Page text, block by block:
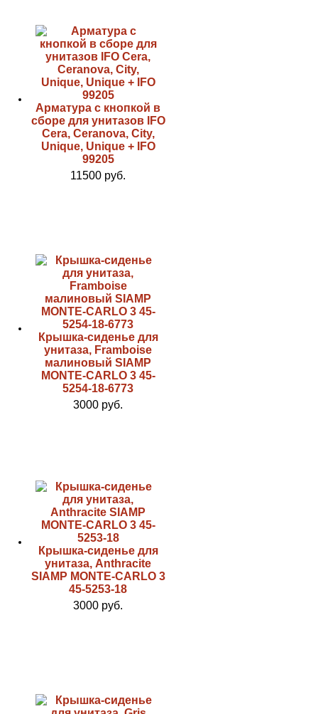
Арматура с кнопкой в
сборе для унитазов IFO
Cera, Ceranova, City,
Unique, Unique + IFO
99205
11500 руб.
Крышка-сиденье для
унитаза, Framboise
малиновый SIAMP
MONTE-CARLO 3 45-
5254-18-6773
3000 руб.
Крышка-сиденье для
унитаза, Anthracite
SIAMP MONTE-CARLO 3
45-5253-18
3000 руб.